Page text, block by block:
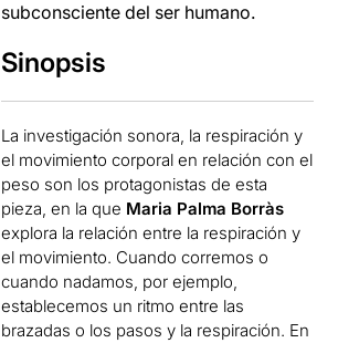
subconsciente del ser humano.
Sinopsis
La investigación sonora, la respiración y
el movimiento corporal en relación con el
peso son los protagonistas de esta
pieza, en la que Maria Palma Borràs
explora la relación entre la respiración y
el movimiento. Cuando corremos o
cuando nadamos, por ejemplo,
establecemos un ritmo entre las
brazadas o los pasos y la respiración. En